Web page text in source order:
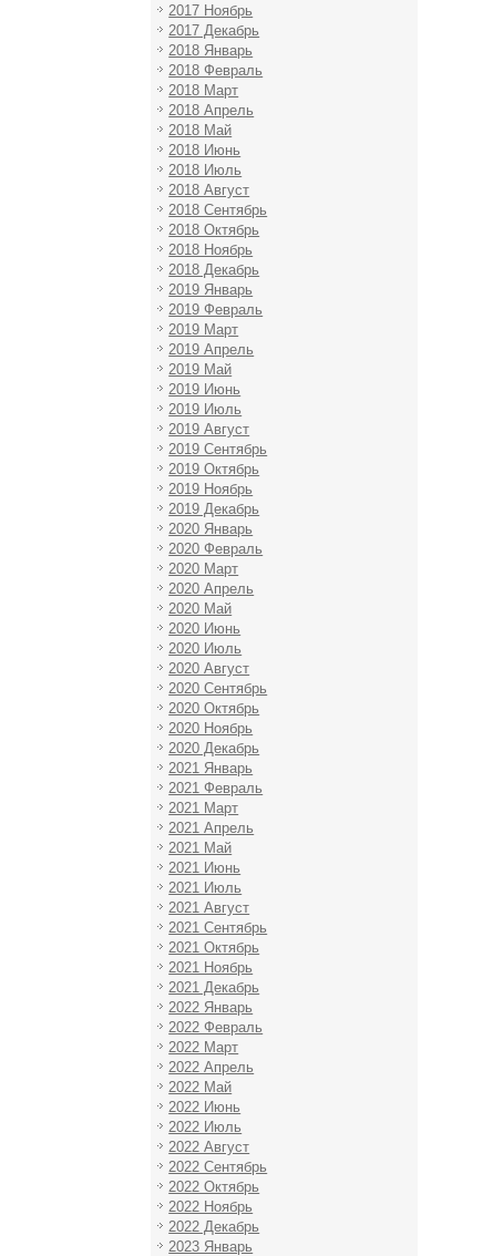
2017 Ноябрь
2017 Декабрь
2018 Январь
2018 Февраль
2018 Март
2018 Апрель
2018 Май
2018 Июнь
2018 Июль
2018 Август
2018 Сентябрь
2018 Октябрь
2018 Ноябрь
2018 Декабрь
2019 Январь
2019 Февраль
2019 Март
2019 Апрель
2019 Май
2019 Июнь
2019 Июль
2019 Август
2019 Сентябрь
2019 Октябрь
2019 Ноябрь
2019 Декабрь
2020 Январь
2020 Февраль
2020 Март
2020 Апрель
2020 Май
2020 Июнь
2020 Июль
2020 Август
2020 Сентябрь
2020 Октябрь
2020 Ноябрь
2020 Декабрь
2021 Январь
2021 Февраль
2021 Март
2021 Апрель
2021 Май
2021 Июнь
2021 Июль
2021 Август
2021 Сентябрь
2021 Октябрь
2021 Ноябрь
2021 Декабрь
2022 Январь
2022 Февраль
2022 Март
2022 Апрель
2022 Май
2022 Июнь
2022 Июль
2022 Август
2022 Сентябрь
2022 Октябрь
2022 Ноябрь
2022 Декабрь
2023 Январь